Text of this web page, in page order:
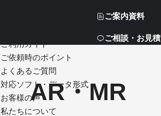
ご利用ガイド
ご依頼時のポイント
よくあるご質問
対応ソフト・データ形式
お客様の声
私たちについて
ご案内資料
ご相談・お見積
AR・MR